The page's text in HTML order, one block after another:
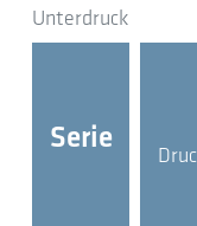
Unterdruck
Serie